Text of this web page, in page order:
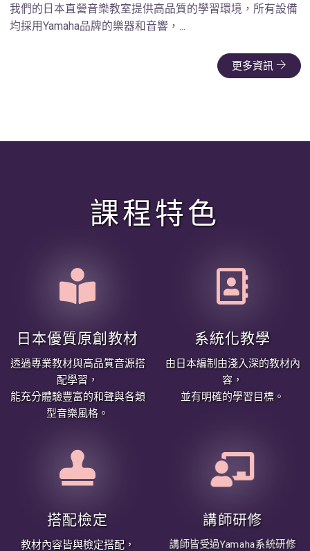
我們的日本直營音樂教室提供高品質的學習環境，所有設備
均採用Yamaha品牌的樂器和音響，...
更多資訊
課程特色
日本優質原創教材
透過專業教材與高品質音源搭
配學習，
能充分體驗豐富的和聲與各類
型音樂風格。
系統化教學
由日本編制由淺入深的教材內
容，
並有明確的學習目標。
搭配檢定
教材內容皆與檢定搭配，
講師研修
講師皆受過Yamaha系統研修